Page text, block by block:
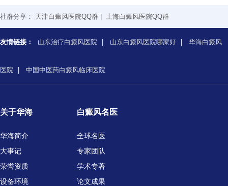
社群分享： 天津白癜风医院QQ群 上海白癜风医院QQ群
友情链接： 山东治疗白癜风医院 山东白癜风医院哪家好 华海白癜风
医院 中国中医药白癜风临床医院
关于华海
华海简介
大事记
荣誉资质
设备环境
白癜风名医
全球名医
专家团队
学术专著
论文成果